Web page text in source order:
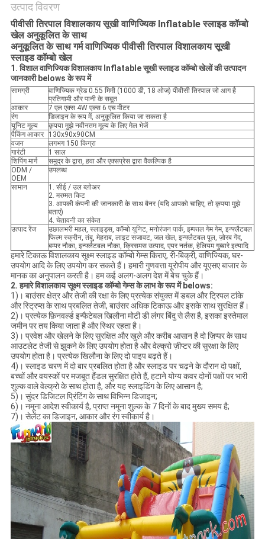
उत्पाद विवरण
पीवीसी तिरपाल विशालकाय सूखी वाणिज्यिक Inflatable स्लाइड कॉम्बो
खेल अनुकूलित के साथ
अनुकूलित के साथ गर्म वाणिज्यिक पीवीसी तिरपाल विशालकाय सूखी
स्लाइड कॉम्बो खेल
1. विशाल वाणिज्यिक विशालकाय Inflatable सूखी स्लाइड कॉम्बो खेलों की उत्पादन
जानकारी belows के रूप में
सामग्री
वाणिज्यिक ग्रेड 0.55 मिमी (1000 डी, 18 ओज) पीवीसी तिरपाल जो आग है
प्रतिगामी और पानी के सबूत
आकार
7 एल एक्स 4W एक्स 6 एच मीटर
रंग
डिजाइन के रूप में, अनुकूलित किया जा सकता है
यूनिट मूल्य
कृपया मुझे नवीनतम मूल्य के लिए मेल भेजें
पैकिंग आकार
130x90x90CM
वजन
लगभग 150 किग्रा
गारंटी
1 साल
शिपिंग मार्ग
समुद्र के द्वारा, हवा और एक्सप्रेस द्वारा वैकल्पिक है
ODM /
OEM
उपलब्ध
सामान
1. सीई / उल ब्लोअर
2. मरम्मत किट
3. आपकी कंपनी की जानकारी के साथ बैनर (यदि आपको चाहिए, तो कृपया मुझे
बताएं)
4. चेतावनी का संकेत
उत्पाद रेंज
उछालभरी महल, स्लाइड्स, कॉम्बो यूनिट, मनोरंजन पार्क, इम्फाल गेम गेम, इन्फ्लैटबल
फिल्म स्क्रीन, तंबू, मेहराब, लाइट सजावट, जल खेल, इन्फ्लैटबल पूल, ज़ोरब गेंद,
बम्पर नौका, इन्फ्लैटबल नौका, क्रिसमस उत्पाद, एयर नर्तक, हेलियम गुब्बारे इत्यादि
हमारे टिकाऊ विशालकाय सूक्ष्म स्लाइड कॉम्बो गेम्स किराए, री-बिक्री, वाणिज्यिक, घर-
उपयोग आदि के लिए उपयोग कर सकते हैं। हमारी गुणवत्ता यूरोपीय और यूएसए बाजार के
मानक का अनुपालन करती है। हम कई अलग-अलग देश में बेच चुके हैं।
2. हमारे विशालकाय सूक्ष्म स्लाइड कॉम्बो गेम्स के लाभ के रूप में belows:
1)। बाउंसर क्षेत्र और तेजी की रक्षा के लिए प्रत्येक संयुक्त में डबल और ट्रिपल टांके
और स्ट्रिप्स के साथ प्रबलित तेजी, बाउंसर अधिक टिकाऊ और इसके साथ सुरक्षित हैं।
2)। प्रत्येक फ़िनवर्ल्ड इन्फैटेबल खिलौना मोटी डी लंगर बिंदु से लैस है, इसका इस्तेमाल
जमीन पर तय किया जाता है और स्थिर रहता है।
3)। प्रवेश और खेलने के लिए सुरक्षित और खुले और करीब आसान है दो ज़िप्पर के साथ
आउटलेट तेजी से झुकने के लिए उपयोग होता है और वेल्क्रो ज़ीप्टर की सुरक्षा के लिए
उपयोग होता है। प्रत्येक खिलौना के लिए दो पाइप बढ़ते हैं।
4)। स्लाइड चरण में दो बार प्रबलित होता है और स्लाइड पर चढ़ने के दौरान दो पक्षों,
बच्चों और वयस्कों पर मजबूत हैंडल सुरक्षित होते हैं, हटाने योग्य कवर दोनों पक्षों पर भारी
शुल्क वाले वेल्क्रो के साथ होता है, और यह स्लाइडिंग के लिए आसान है;
5)। सुंदर डिजिटल प्रिंटिंग के साथ विभिन्न डिजाइन;
6)। नमूना आदेश स्वीकार्य है, प्राप्त नमूना शुल्क के 7 दिनों के बाद मुख्य समय है;
7)। सेलेंट का डिजाइन, आकार और रंग स्वीकार्य है।